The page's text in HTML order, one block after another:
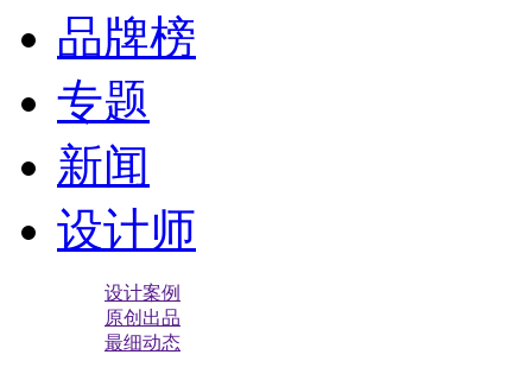
品牌榜
专题
新闻
设计师
设计案例
原创出品
最细动态